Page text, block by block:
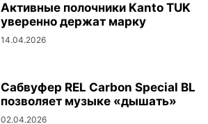
Активные полочники Kanto TUK
уверенно держат марку
14.04.2026
Сабвуфер REL Carbon Special BL
позволяет музыке «дышать»
02.04.2026